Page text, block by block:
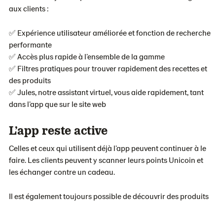
aux clients :
✅ Expérience utilisateur améliorée et fonction de recherche
performante
✅ Accès plus rapide à l’ensemble de la gamme
✅ Filtres pratiques pour trouver rapidement des recettes et
des produits
✅ Jules, notre assistant virtuel, vous aide rapidement, tant
dans l’app que sur le site web
L’app reste active
Celles et ceux qui utilisent déjà l’app peuvent continuer à le
faire. Les clients peuvent y scanner leurs points Unicoin et
les échanger contre un cadeau.
Il est également toujours possible de découvrir des produits